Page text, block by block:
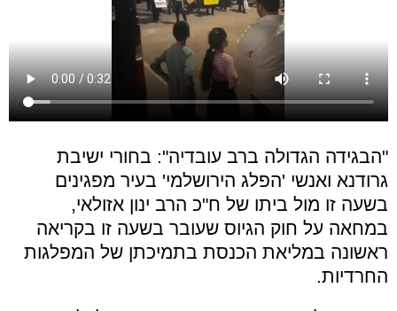
"הבגידה הגדולה ברב עובדיה": בחורי ישיבת
גרודנא ואנשי 'הפלג הירושלמי' בעיר מפגינים
בשעה זו מול ביתו של ח"כ הרב ינון אזולאי,
במחאה על חוק הגיוס שעובר בשעה זו בקריאה
ראשונה במליאת הכנסת בתמיכתן של המפלגות
החרדיות.